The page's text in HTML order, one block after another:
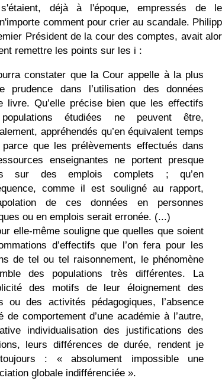
s'étaient, déjà à l'époque, empressés de
comment pour crier au scandale.
Président de la cour des comptes, avait
remettre les points sur les i :
constater que la Cour appelle à la plus
prudence dans l’utilisation des données
livre. Qu’elle précise bien que les effectifs
étudiées ne peuvent être,
appréhendés qu’en équivalent temps
parce que les prélèvements effectués dans
enseignantes ne portent presque
sur des emplois complets ; qu’en
comme il est souligné au rapport,
de ces données en personnes
ou en emplois serait erronée. (...)
elle-même souligne que quelles que soient
d’effectifs que l’on fera pour les
de tel ou tel raisonnement, le phénomène
des populations très différentes. La
des motifs de leur éloignement des
ou des activités pédagogiques, l’absence
de comportement d’une académie à l’autre,
individualisation des justifications des
leurs différences de durée, rendent je
: « absolument impossible une
globale indifférenciée ».